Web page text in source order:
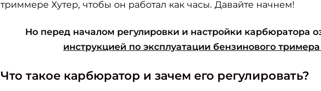
триммере Хутер, чтобы он работал как часы. Давайте начнем!
Но перед началом регулировки и настройки карбюратора
инструкцией по эксплуатации бензинового
Что такое карбюратор и зачем его регулировать?